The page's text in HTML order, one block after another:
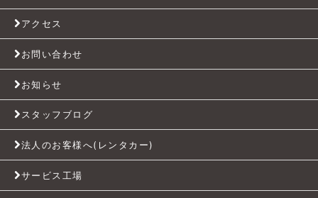
アクセス
お問い合わせ
お知らせ
スタッフブログ
法人のお客様へ(レンタカー)
サービス工場